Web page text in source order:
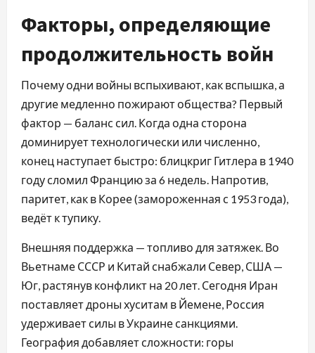
Факторы, определяющие
продолжительность войн
Почему одни войны вспыхивают, как вспышка, а
другие медленно пожирают общества? Первый
фактор — баланс сил. Когда одна сторона
доминирует технологически или численно,
конец наступает быстро: блицкриг Гитлера в 1940
году сломил Францию за 6 недель. Напротив,
паритет, как в Корее (замороженная с 1953 года),
ведёт к тупику.
Внешняя поддержка — топливо для затяжек. Во
Вьетнаме СССР и Китай снабжали Север, США —
Юг, растянув конфликт на 20 лет. Сегодня Иран
поставляет дроны хуситам в Йемене, Россия
удерживает силы в Украине санкциями.
География добавляет сложности: горы